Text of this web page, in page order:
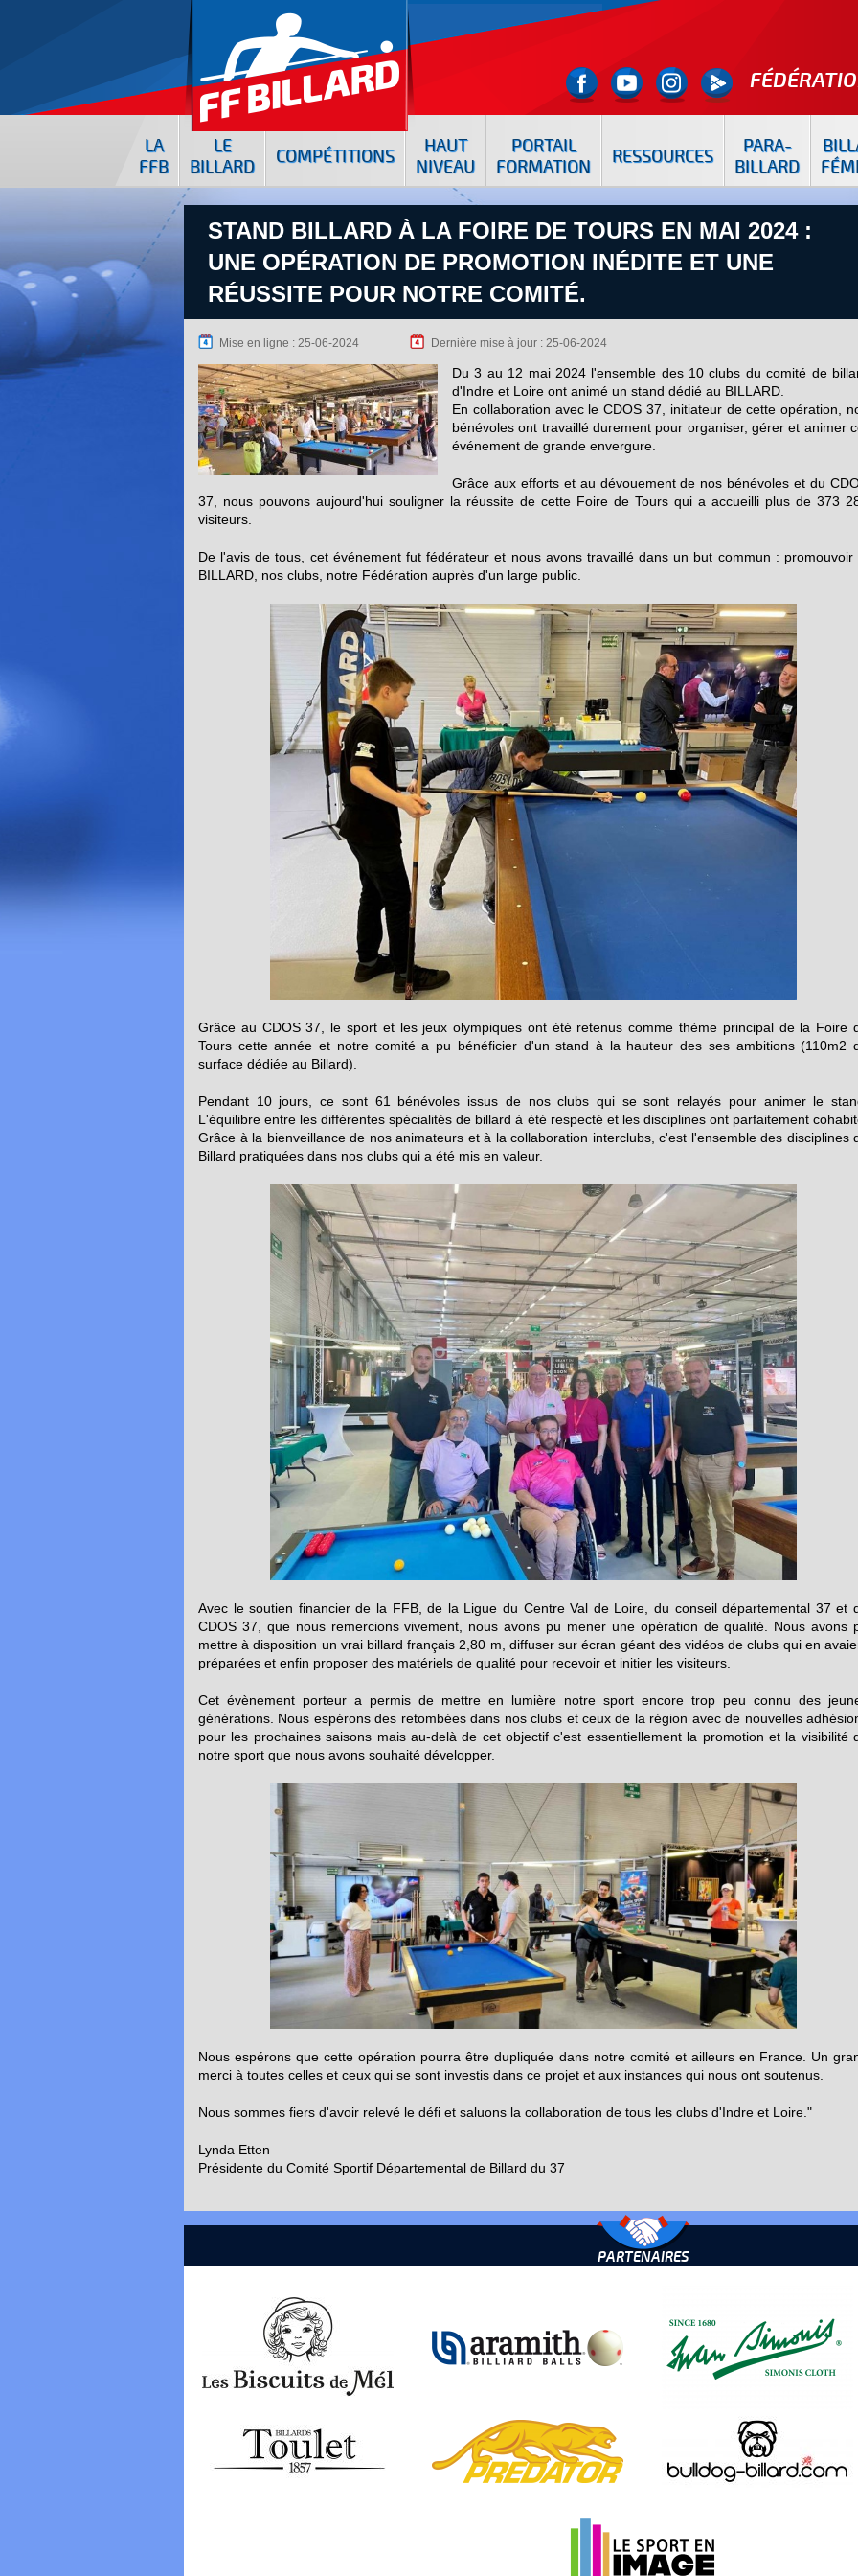
LA
FFB
LE
BILLARD
COMPÉTITIONS
HAUT
NIVEAU
PORTAIL
FORMATION
RESSOURCES
PARA-
BILLARD
STAND BILLARD À LA FOIRE DE TOURS EN MAI 2024 :
UNE OPÉRATION DE PROMOTION INÉDITE ET UNE
RÉUSSITE POUR NOTRE COMITÉ.
Mise en ligne : 25-06-2024 Dernière mise à jour : 25-06-2024
Du 3 au 12 mai 2024 l'ensemble des 10 clubs du comité de
d'Indre et Loire ont animé un stand dédié au BILLARD.
En collaboration avec le CDOS 37, initiateur de cette opération,
bénévoles ont travaillé durement pour organiser, gérer et animer
événement de grande envergure.
Grâce aux efforts et au dévouement de nos bénévoles et du
37, nous pouvons aujourd'hui souligner la réussite de cette Foire de Tours qui a accueilli plus de 373
visiteurs.
De l'avis de tous, cet événement fut fédérateur et nous avons travaillé dans un but commun : promouvoir
BILLARD, nos clubs, notre Fédération auprès d'un large public.
Grâce au CDOS 37, le sport et les jeux olympiques ont été retenus comme thème principal de la Foire
Tours cette année et notre comité a pu bénéficier d'un stand à la hauteur des ses ambitions (110m2
surface dédiée au Billard).
Pendant 10 jours, ce sont 61 bénévoles issus de nos clubs qui se sont relayés pour animer le
L'équilibre entre les différentes spécialités de billard à été respecté et les disciplines ont parfaitement
Grâce à la bienveillance de nos animateurs et à la collaboration interclubs, c'est l'ensemble des disciplines
Billard pratiquées dans nos clubs qui a été mis en valeur.
Avec le soutien financier de la FFB, de la Ligue du Centre Val de Loire, du conseil départemental 37 et
CDOS 37, que nous remercions vivement, nous avons pu mener une opération de qualité. Nous avons
mettre à disposition un vrai billard français 2,80 m, diffuser sur écran géant des vidéos de clubs qui en
préparées et enfin proposer des matériels de qualité pour recevoir et initier les visiteurs.
Cet évènement porteur a permis de mettre en lumière notre sport encore trop peu connu des
générations. Nous espérons des retombées dans nos clubs et ceux de la région avec de nouvelles
pour les prochaines saisons mais au-delà de cet objectif c'est essentiellement la promotion et la visibilité
notre sport que nous avons souhaité développer.
Nous espérons que cette opération pourra être dupliquée dans notre comité et ailleurs en France. Un
merci à toutes celles et ceux qui se sont investis dans ce projet et aux instances qui nous ont soutenus.
Nous sommes fiers d'avoir relevé le défi et saluons la collaboration de tous les clubs d'Indre et Loire."
Lynda Etten
Présidente du Comité Sportif Départemental de Billard du 37
PARTENAIRES